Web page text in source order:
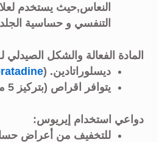
النعاس,حيث يستخدم
التنفسي و حساسية
المادة الفعالة والشكل الصيدلي
ديسلوراتادين. (
يتوافر اقراص (بتركيز 5 مجم).
دواعي استخدام إيريوس:
للتخفيف من أعراض